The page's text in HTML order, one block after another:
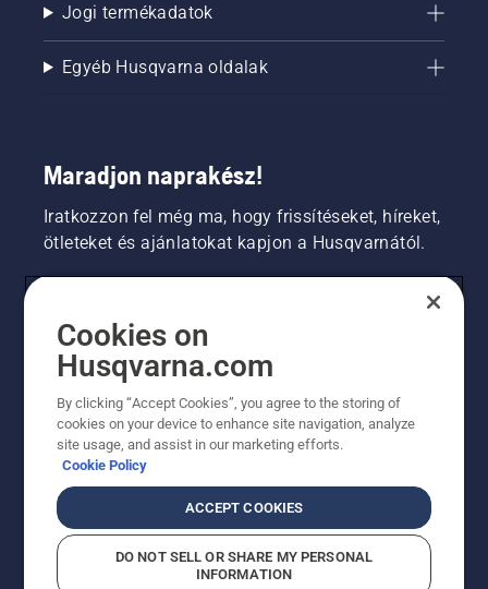
Jogi termékadatok
Egyéb Husqvarna oldalak
Maradjon naprakész!
Iratkozzon fel még ma, hogy frissítéseket, híreket,
ötleteket és ajánlatokat kapjon a Husqvarnától.
PROFESSZIONÁLIS
Cookies on
Husqvarna.com
By clicking “Accept Cookies”, you agree to the storing of
cookies on your device to enhance site navigation, analyze
site usage, and assist in our marketing efforts.
Cookie Policy
ACCEPT COOKIES
DO NOT SELL OR SHARE MY PERSONAL
INFORMATION